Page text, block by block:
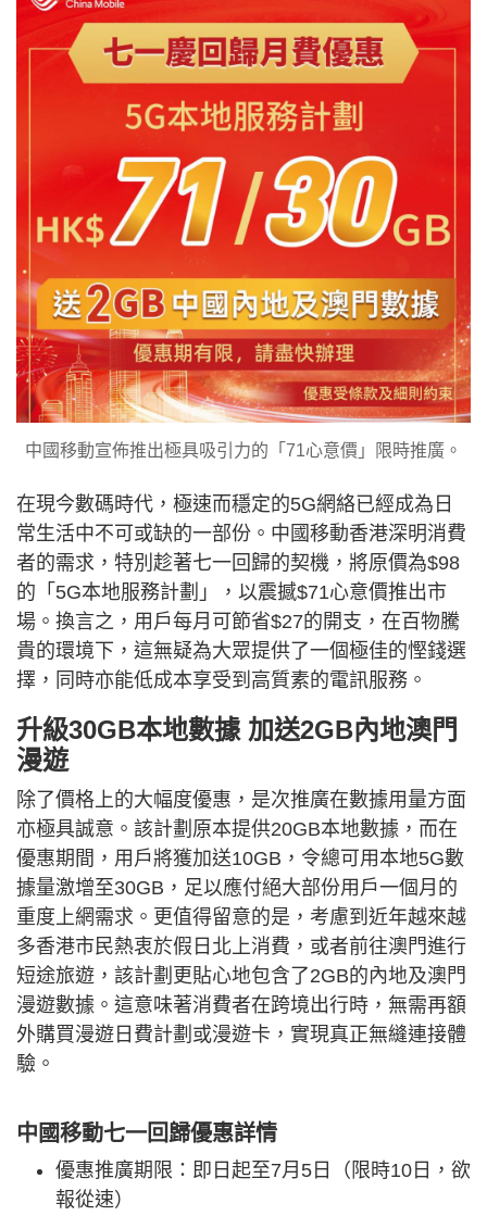
中國移動宣佈推出極具吸引力的「71心意價」限時推廣。
在現今數碼時代，極速而穩定的5G網絡已經成為日
常生活中不可或缺的一部份。中國移動香港深明消費
者的需求，特別趁著七一回歸的契機，將原價為$98
的「5G本地服務計劃」，以震撼$71心意價推出市
場。換言之，用戶每月可節省$27的開支，在百物騰
貴的環境下，這無疑為大眾提供了一個極佳的慳錢選
擇，同時亦能低成本享受到高質素的電訊服務。
升級30GB本地數據 加送2GB內地澳門
漫遊
除了價格上的大幅度優惠，是次推廣在數據用量方面
亦極具誠意。該計劃原本提供20GB本地數據，而在
優惠期間，用戶將獲加送10GB，令總可用本地5G數
據量激增至30GB，足以應付絕大部份用戶一個月的
重度上網需求。更值得留意的是，考慮到近年越來越
多香港市民熱衷於假日北上消費，或者前往澳門進行
短途旅遊，該計劃更貼心地包含了2GB的內地及澳門
漫遊數據。這意味著消費者在跨境出行時，無需再額
外購買漫遊日費計劃或漫遊卡，實現真正無縫連接體
驗。
中國移動七一回歸優惠詳情
優惠推廣期限：即日起至7月5日（限時10日，欲
報從速）